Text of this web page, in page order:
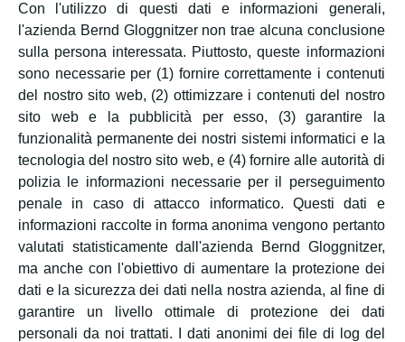
Con l'utilizzo di questi dati e informazioni generali,
l'azienda Bernd Gloggnitzer non trae alcuna conclusione
sulla persona interessata. Piuttosto, queste informazioni
sono necessarie per (1) fornire correttamente i contenuti
del nostro sito web, (2) ottimizzare i contenuti del nostro
sito web e la pubblicità per esso, (3) garantire la
funzionalità permanente dei nostri sistemi informatici e la
tecnologia del nostro sito web, e (4) fornire alle autorità di
polizia le informazioni necessarie per il perseguimento
penale in caso di attacco informatico. Questi dati e
informazioni raccolte in forma anonima vengono pertanto
valutati statisticamente dall'azienda Bernd Gloggnitzer,
ma anche con l'obiettivo di aumentare la protezione dei
dati e la sicurezza dei dati nella nostra azienda, al fine di
garantire un livello ottimale di protezione dei dati
personali da noi trattati. I dati anonimi dei file di log del